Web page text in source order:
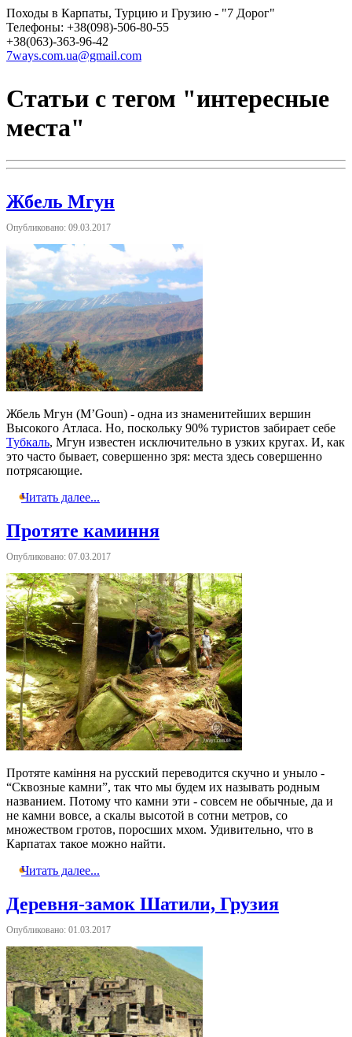
Походы в Карпаты, Турцию и Грузию - "7 Дорог"
Телефоны: +38(098)-506-80-55
+38(063)-363-96-42
7ways.com.ua@gmail.com
Статьи с тегом "интересные
места"
Жбель Мгун
Опубликовано: 09.03.2017
Жбель Мгун (M’Goun) - одна из знаменитейших вершин
Высокого Атласа. Но, поскольку 90% туристов забирает себе
Тубкаль, Мгун известен исключительно в узких кругах. И, как
это часто бывает, совершенно зря: места здесь совершенно
потрясающие.
Читать далее...
Протяте каминня
Опубликовано: 07.03.2017
Протяте каміння на русский переводится скучно и уныло -
“Сквозные камни”, так что мы будем их называть родным
названием. Потому что камни эти - совсем не обычные, да и
не камни вовсе, а скалы высотой в сотни метров, со
множеством гротов, поросших мхом. Удивительно, что в
Карпатах такое можно найти.
Читать далее...
Деревня-замок Шатили, Грузия
Опубликовано: 01.03.2017